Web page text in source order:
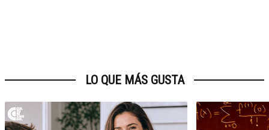
LO QUE MÁS GUSTA